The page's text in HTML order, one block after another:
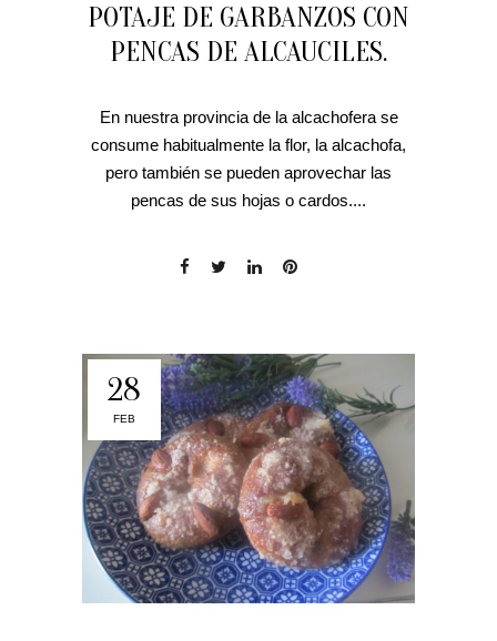
POTAJE DE GARBANZOS CON
PENCAS DE ALCAUCILES.
En nuestra provincia de la alcachofera se
consume habitualmente la flor, la alcachofa,
pero también se pueden aprovechar las
pencas de sus hojas o cardos....
28
FEB